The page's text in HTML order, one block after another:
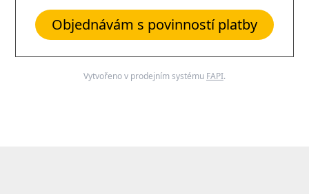
Objednávám s povinností platby
Vytvořeno v prodejním systému FAPI.